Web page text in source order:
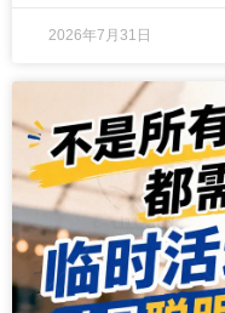
2026年7月31日